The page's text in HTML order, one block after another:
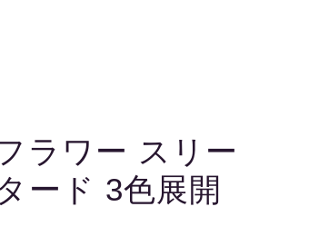
ラワー スリー
ード 3色展開